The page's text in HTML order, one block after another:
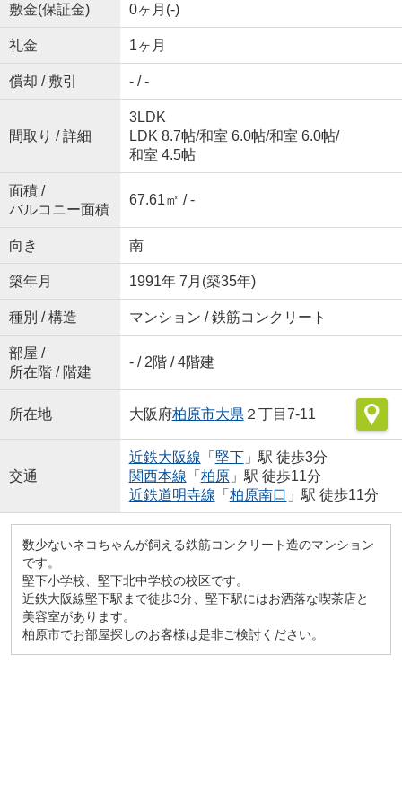
敷金(保証金) 0ヶ月(-)
礼金 1ヶ月
償却 / 敷引 - / -
間取り / 詳細
3LDK
LDK 8.7帖/和室 6.0帖/和室 6.0帖/
和室 4.5帖
面積 /
バルコニー面積
67.61㎡ / -
向き 南
築年月 1991年 7月(築35年)
種別 / 構造 マンション / 鉄筋コンクリート
部屋 /
所在階 / 階建
- / 2階 / 4階建
所在地 大阪府柏原市大県 ２丁目7-11
交通
近鉄大阪線 「 堅下」駅 徒歩3分
関西本線 「 柏原」駅 徒歩11分
近鉄道明寺線 「 柏原南口 」駅 徒歩11分
数少ないネコちゃんが飼える鉄筋コンクリート造のマンション
です。
堅下小学校、堅下北中学校の校区です。
近鉄大阪線堅下駅まで徒歩3分、堅下駅にはお洒落な喫茶店と
美容室があります。
柏原市でお部屋探しのお客様は是非ご検討ください。